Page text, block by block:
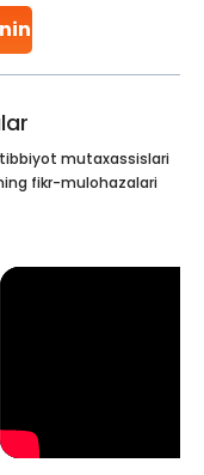
mutaxassislari
fikr-mulohazalari